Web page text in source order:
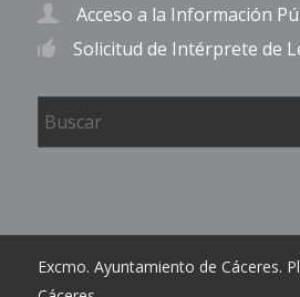
Acceso a la Información
Solicitud de Intérprete de
Excmo. Ayuntamiento de Cáceres.